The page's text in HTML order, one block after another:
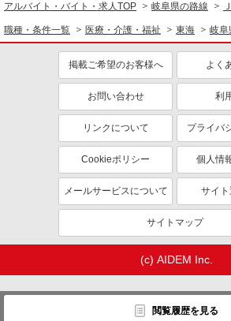
閲覧履歴を見る
アルバイト・バイト・求人TOP 岐阜県の路線
職種・条件一覧 医療・介護・福祉 東海 岐阜
掲載ご希望のお客様へ よく
お問い合わせ 利
リンクについて プライバ
Cookieポリシー 個人情
メールサービスについて サイ
サイトマップ
(c) AIDEM Inc.